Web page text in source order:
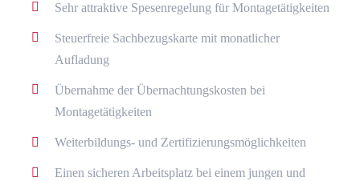
Sehr attraktive Spesenregelung für Montagetätigkeiten
Steuerfreie Sachbezugskarte mit monatlicher
Aufladung
Übernahme der Übernachtungskosten bei
Montagetätigkeiten
Weiterbildungs- und Zertifizierungsmöglichkeiten
Einen sicheren Arbeitsplatz bei einem jungen und